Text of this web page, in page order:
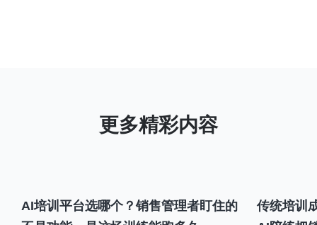
AI培训平台选哪个？销售管理者盯住的
传统培训